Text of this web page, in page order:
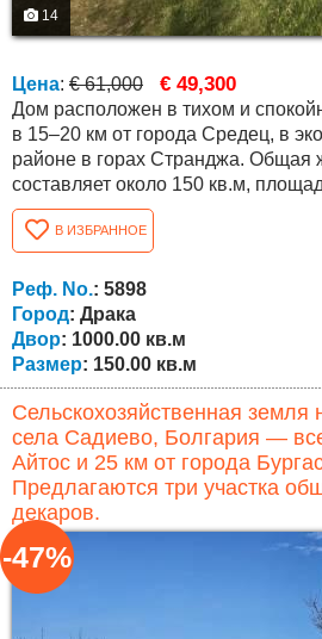
14
Цена: € 61,000 € 49,300
Дом расположен в тихом и
в 15–20 км от города Средец, в экологически чистом
районе в горах Странджа. Общая
составляет около 150 кв.м, площадь участка — 1 000
кв.м. Лестницы между этажами наружные.
Недвижимость предлагает
окружающую местность. Планировка следующая:
Первый этаж — кухня, гостиная, кладовое помещение,
В ИЗБРАННОЕ
Реф. No.: 5898
Город: Драка
Двор: 1000.00 кв.м
Размер: 150.00 кв.м
Сельскохозяйственная
села Садиево, Болгария —
Айтос и 25 км от города
Предлагаются три участка
декаров.
-47%